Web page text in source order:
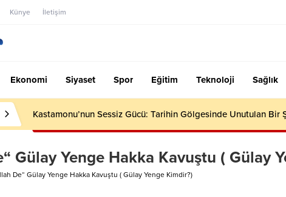
Künye İletişim
Ekonomi Siyaset Spor Eğitim Teknoloji Sağlık
Kastamonu’nun Sessiz Gücü: Tarihin Gölgesinde Unutulan Bir
Gülay Yenge Hakka Kavuştu ( Gülay
De“ Gülay Yenge Hakka Kavuştu ( Gülay Yenge Kimdir?)